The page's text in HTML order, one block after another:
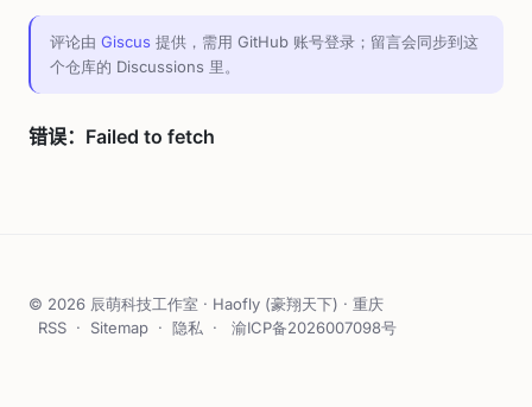
评论由 Giscus 提供，需用 GitHub 账号登录；留言会同步到这
个仓库的 Discussions 里。
© 2026 辰萌科技工作室 · Haofly (豪翔天下) · 重庆
RSS · Sitemap · 隐私 · 渝ICP备2026007098号